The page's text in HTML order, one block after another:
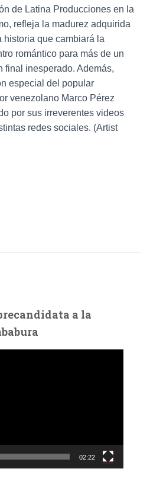
de Latina Producciones en la
refleja la madurez adquirida
historia que cambiará la
romántico para más de un
final inesperado. Además,
especial del popular
venezolano Marco Pérez
por sus irreverentes videos
redes sociales. (Artist
a la
02:22